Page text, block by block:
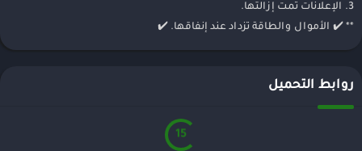
3. الإعلانات تمت إزالتها.
** ✔️ الأموال والطاقة تزداد عند إنفاقها. ✔️
روابط التحميل
15